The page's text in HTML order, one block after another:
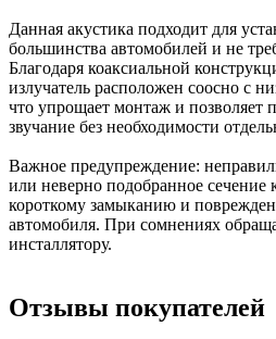
Данная акустика подходит для
большинства автомобилей и не
Благодаря коаксиальной
излучатель расположен соосно с
что упрощает монтаж и позволяет
звучание без необходимости
Важное предупреждение:
или неверно подобранное сечение
короткому замыканию и
автомобиля. При сомнениях
инсталлятору.
Отзывы покупателей